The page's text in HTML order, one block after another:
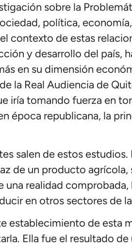
sobre la
política,
contexto de estas
y desarrollo del país,
en su dimensión
la Real Audiencia de
iría tomando fuerza en
época republicana, la
salen de estos
de un producto agrícola,
una realidad
en otros sectores de
establecimiento de esta
Ella fue el resultado de